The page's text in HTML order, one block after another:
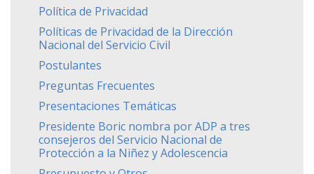
Política de Privacidad
Políticas de Privacidad de la Dirección
Nacional del Servicio Civil
Postulantes
Preguntas Frecuentes
Presentaciones Temáticas
Presidente Boric nombra por ADP a tres
consejeros del Servicio Nacional de
Protección a la Niñez y Adolescencia